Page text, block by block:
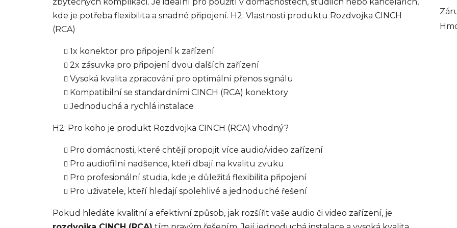
kde je potřeba flexibilita a snadné připojení. H2: Vlastnosti produktu Rozdvojka CINCH
(RCA)
1x konektor pro připojení k zařízení
2x zásuvka pro připojení dvou dalších zařízení
Vysoká kvalita zpracování pro optimální přenos signálu
Kompatibilní se standardními CINCH (RCA) konektory
Jednoduchá a rychlá instalace
H2: Pro koho je produkt Rozdvojka CINCH (RCA) vhodný?
Pro domácnosti, které chtějí propojit více audio/video zařízení
Pro audiofilní nadšence, kteří dbají na kvalitu zvuku
Pro profesionální studia, kde je důležitá flexibilita připojení
Pro uživatele, kteří hledají spolehlivé a jednoduché řešení
Pokud hledáte kvalitní a efektivní způsob, jak rozšířit vaše audio či video zařízení, je